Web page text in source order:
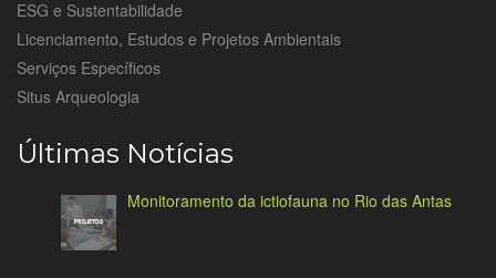
ESG e Sustentabilidade
Licenciamento, Estudos e Projetos Ambientais
Serviços Específicos
Situs Arqueologia
Últimas Notícias
Monitoramento da ictiofauna no Rio das Antas